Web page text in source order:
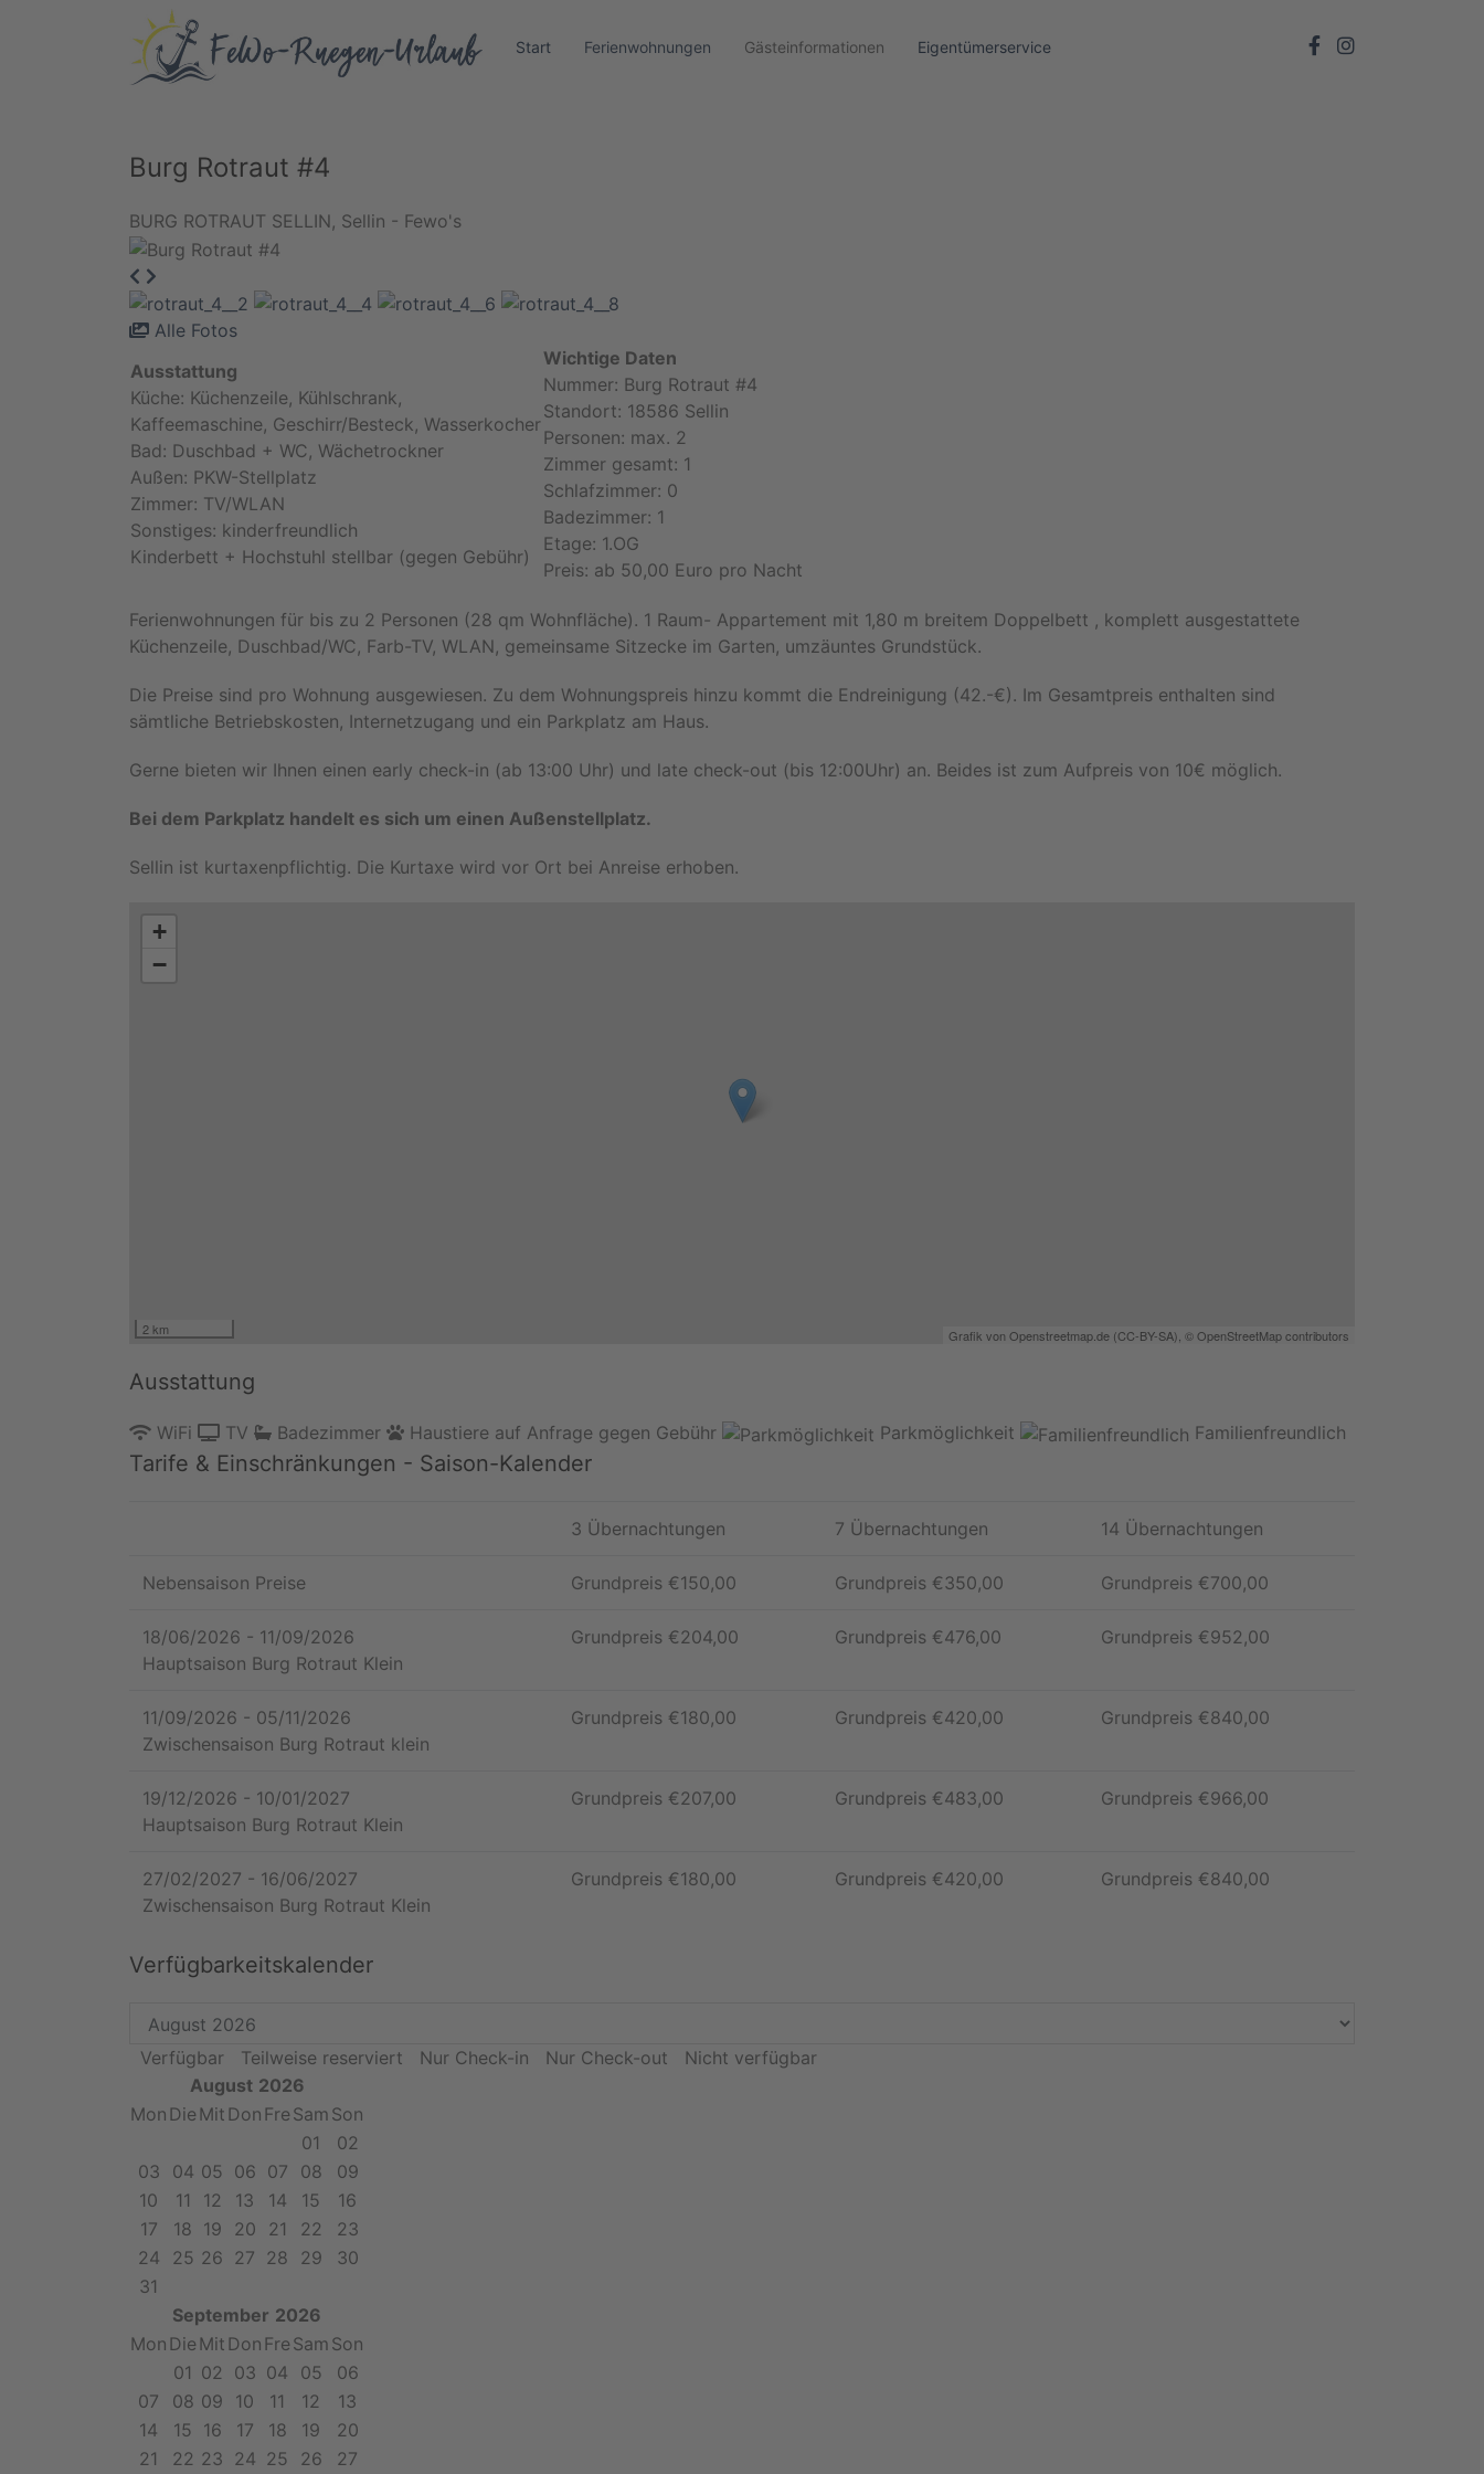
Start Ferienwohnungen Gästeinformationen Eigentümerservice
Burg Rotraut #4
BURG ROTRAUT SELLIN, Sellin - Fewo's
Alle Fotos
Ausstattung
Küche: Küchenzeile, Kühlschrank,
Kaffeemaschine, Geschirr/Besteck, Wasserkocher
Bad: Duschbad + WC, Wächetrockner
Außen: PKW-Stellplatz
Zimmer: TV/WLAN
Sonstiges: kinderfreundlich
Kinderbett + Hochstuhl stellbar (gegen Gebühr)
Wichtige Daten
Nummer: Burg Rotraut #4
Standort: 18586 Sellin
Personen: max. 2
Zimmer gesamt: 1
Schlafzimmer: 0
Badezimmer: 1
Etage: 1.OG
Preis: ab 50,00 Euro pro Nacht
Ferienwohnungen für bis zu 2 Personen (28 qm Wohnfläche). 1 Raum- Appartement mit 1,80 m breitem Doppelbett , komplett ausgestattete
Küchenzeile, Duschbad/WC, Farb-TV, WLAN, gemeinsame Sitzecke im Garten, umzäuntes Grundstück.
Die Preise sind pro Wohnung ausgewiesen. Zu dem Wohnungspreis hinzu kommt die Endreinigung (42.-€). Im Gesamtpreis enthalten sind
sämtliche Betriebskosten, Internetzugang und ein Parkplatz am Haus.
Gerne bieten wir Ihnen einen early check-in (ab 13:00 Uhr) und late check-out (bis 12:00Uhr) an. Beides ist zum Aufpreis von 10€ möglich.
Bei dem Parkplatz handelt es sich um einen Außenstellplatz.
Sellin ist kurtaxenpflichtig. Die Kurtaxe wird vor Ort bei Anreise erhoben.
+
−
2 km Grafik von Openstreetmap.de (CC-BY-SA), © OpenStreetMap contributors
Ausstattung
WiFi TV Badezimmer Haustiere auf Anfrage gegen Gebühr Parkmöglichkeit Familienfreundlich
Tarife & Einschränkungen - Saison-Kalender
3 Übernachtungen 7 Übernachtungen 14 Übernachtungen
Nebensaison Preise Grundpreis €150,00 Grundpreis €350,00 Grundpreis €700,00
18/06/2026 - 11/09/2026
Hauptsaison Burg Rotraut Klein
Grundpreis €204,00 Grundpreis €476,00 Grundpreis €952,00
11/09/2026 - 05/11/2026
Zwischensaison Burg Rotraut klein
Grundpreis €180,00 Grundpreis €420,00 Grundpreis €840,00
19/12/2026 - 10/01/2027
Hauptsaison Burg Rotraut Klein
Grundpreis €207,00 Grundpreis €483,00 Grundpreis €966,00
27/02/2027 - 16/06/2027
Zwischensaison Burg Rotraut Klein
Grundpreis €180,00 Grundpreis €420,00 Grundpreis €840,00
Verfügbarkeitskalender
Verfügbar Teilweise reserviert Nur Check-in Nur Check-out
Nicht verfügbar
August 2026
Mon DieMit Don FreSam Son
01
02
03
04 05 06 07 08
09
10
11 12 13 14 15
16
17
18 19 20 21 22
23
24
25 26 27 28 29
30
31
September 2026
Mon DieMit Don FreSam Son
01 02 03 04 05
06
07
08 09 10 11 12
13
14
15 16 17 18 19
20
21
22 23 24 25 26
27